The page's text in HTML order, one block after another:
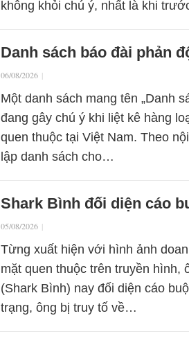
không khỏi chú ý, nhất là khi
Danh sách báo đài phản
06/08/2026 |
Một danh sách mang tên „Danh
đang gây chú ý khi liệt kê hàng
quen thuộc tại Việt Nam. Theo
lập danh sách cho…
Shark Bình đối diện cáo
05/08/2026 |
Từng xuất hiện với hình ảnh
mặt quen thuộc trên truyền hình,
(Shark Bình) nay đối diện cáo
trạng, ông bị truy tố về…